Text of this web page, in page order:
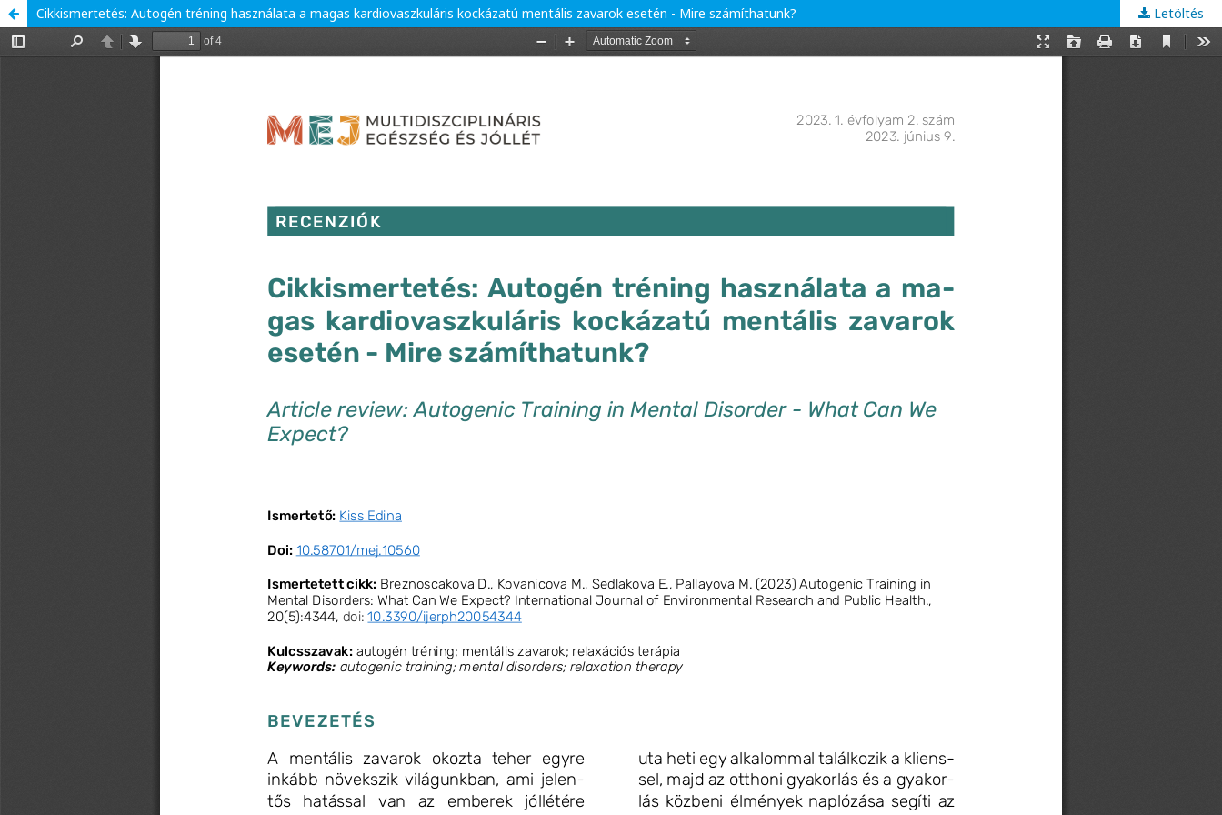
Cikkismertetés: Autogén tréning használata a magas kardiovaszkuláris kockázatú mentális zavarok esetén - Mire számíthatunk? Letöltés